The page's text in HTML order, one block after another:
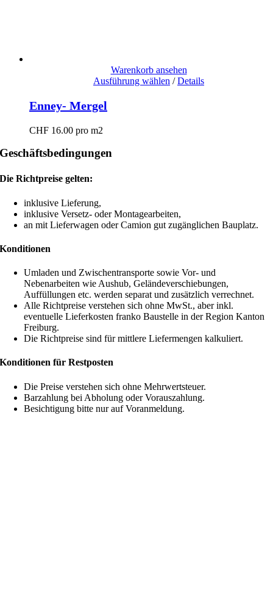
Warenkorb ansehen
Ausführung wählen / Details
Enney- Mergel
CHF 16.00 pro m2
Geschäftsbedingungen
Die Richtpreise gelten:
inklusive Lieferung,
inklusive Versetz- oder Montagearbeiten,
an mit Lieferwagen oder Camion gut zugänglichen Bauplatz.
Konditionen
Umladen und Zwischentransporte sowie Vor- und
Nebenarbeiten wie Aushub, Geländeverschiebungen,
Auffüllungen etc. werden separat und zusätzlich verrechnet.
Alle Richtpreise verstehen sich ohne MwSt., aber inkl.
eventuelle Lieferkosten franko Baustelle in der Region Kanton
Freiburg.
Die Richtpreise sind für mittlere Liefermengen kalkuliert.
Konditionen für Restposten
Die Preise verstehen sich ohne Mehrwertsteuer.
Barzahlung bei Abholung oder Vorauszahlung.
Besichtigung bitte nur auf Voranmeldung.